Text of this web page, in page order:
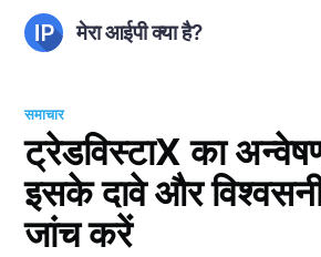
मेरा आईपी क्या है?
समाचार
ट्रेडविस्टाX का
इसके दावे और
जांच करें